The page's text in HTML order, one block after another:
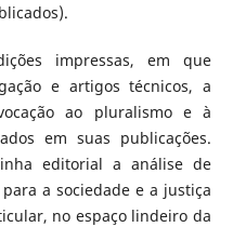
impressas, em que
e artigos técnicos, a
ao pluralismo e à
em suas publicações.
editorial a análise de
a sociedade e a justiça
no espaço lindeiro da